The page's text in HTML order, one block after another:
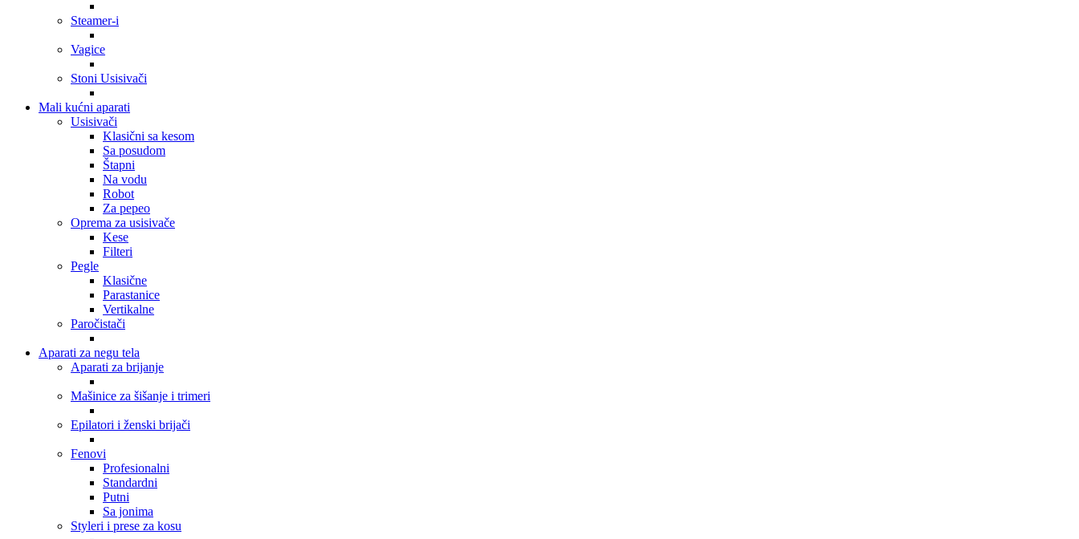
Steamer-i
Vagice
Stoni Usisivači
Mali kućni aparati
Usisivači
Klasični sa kesom
Sa posudom
Štapni
Na vodu
Robot
Za pepeo
Oprema za usisivače
Kese
Filteri
Pegle
Klasične
Parastanice
Vertikalne
Paročistači
Aparati za negu tela
Aparati za brijanje
Mašinice za šišanje i trimeri
Epilatori i ženski brijači
Fenovi
Profesionalni
Standardni
Putni
Sa jonima
Styleri i prese za kosu